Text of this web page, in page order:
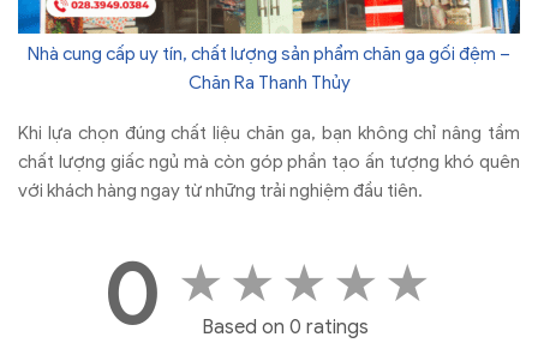
Nhà cung cấp uy tín, chất lượng sản phẩm chăn ga gối đệm –
Chăn Ra Thanh Thủy
Khi lựa chọn đúng chất liệu chăn ga, bạn không chỉ nâng tầm
chất lượng giấc ngủ mà còn góp phần tạo ấn tượng khó quên
với khách hàng ngay từ những trải nghiệm đầu tiên.
0 ★ ★ ★ ★ ★
Based on 0 ratings